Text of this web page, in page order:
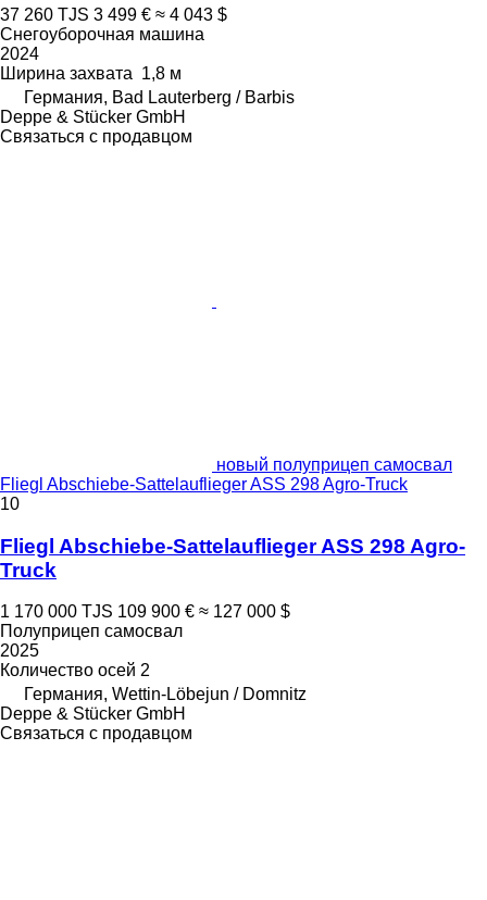
37 260 TJS 3 499 € ≈ 4 043 $
Снегоуборочная машина
2024
Ширина захвата 1,8 м
Германия, Bad Lauterberg / Barbis
Deppe & Stücker GmbH
Связаться с продавцом
новый полуприцеп самосвал
Fliegl Abschiebe-Sattelauflieger ASS 298 Agro-Truck
10
Fliegl Abschiebe-Sattelauflieger ASS 298 Agro-
Truck
1 170 000 TJS 109 900 € ≈ 127 000 $
Полуприцеп самосвал
2025
Количество осей 2
Германия, Wettin-Löbejun / Domnitz
Deppe & Stücker GmbH
Связаться с продавцом